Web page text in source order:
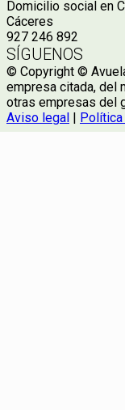
Domicilio social en
Cáceres
927 246 892
SÍGUENOS
© Copyright ©
empresa citada, del
otras empresas del
Aviso legal